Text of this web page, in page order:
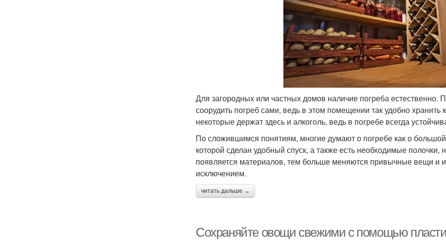
Для загородных или частных домов наличие погреба естественно.
соорудить погреб сами, ведь в этом помещении так удобно
некоторые держат здесь и алкоголь, ведь в погребе всегда
По сложившимся понятиям, многие думают о погребе как о
которой сделан удобный спуск, а также есть необходимые полочки,
появляется материалов, тем больше меняются привычные вещи и
исключением.
читать дальше →
Сохраняйте овощи свежими с помощью